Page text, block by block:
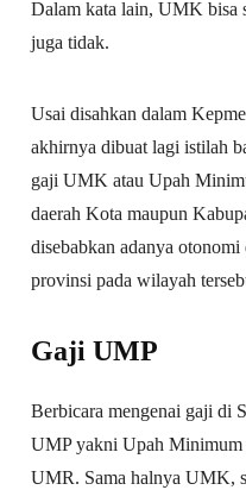
Dalam kata lain, UMK bisa
juga tidak.
Usai disahkan dalam
akhirnya dibuat lagi istilah
gaji UMK atau Upah
daerah Kota maupun
disebabkan adanya
provinsi pada wilayah
Gaji UMP
Berbicara mengenai gaji di
UMP yakni Upah Minimum
UMR. Sama halnya UMK,